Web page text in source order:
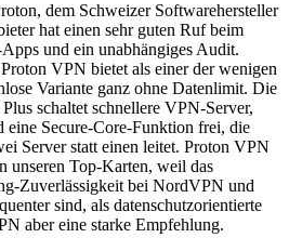
dem Schweizer Softwarehersteller
hat einen sehr guten Ruf beim
und ein unabhängiges Audit.
VPN bietet als einer der wenigen
Variante ganz ohne Datenlimit. Die
schaltet schnellere VPN-Server,
eine Secure-Core-Funktion frei, die
Server statt einen leitet. Proton VPN
unseren Top-Karten, weil das
Zuverlässigkeit bei NordVPN und
sind, als datenschutzorientierte
aber eine starke Empfehlung.